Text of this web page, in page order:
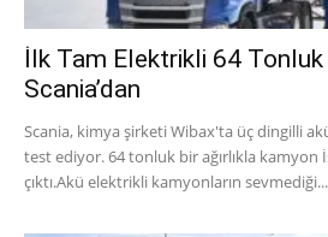
İlk Tam Elektrikli 64 Tonluk
Scania’dan
Scania, kimya şirketi Wibax'ta üç dingilli
test ediyor. 64 tonluk bir ağırlıkla kamyon
çıktı.Akü elektrikli kamyonların sevmediği...